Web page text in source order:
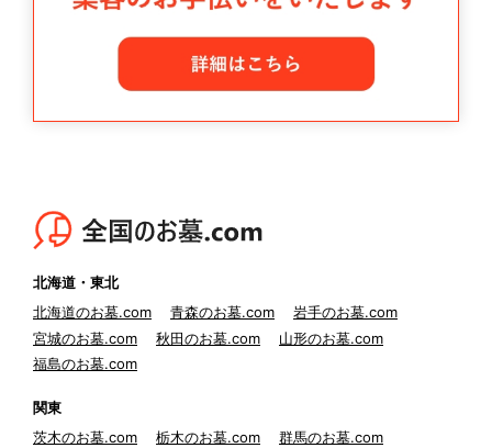
北海道・東北
北海道のお墓.com
青森のお墓.com
岩手のお墓.com
宮城のお墓.com
秋田のお墓.com
山形のお墓.com
福島のお墓.com
関東
茨木のお墓.com
栃木のお墓.com
群馬のお墓.com